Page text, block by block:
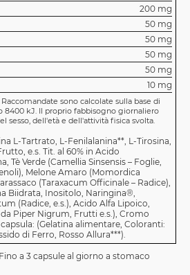
200 mg
50 mg
50 mg
50 mg
50 mg
10 mg
sono calcolate sulla base di
8400 kJ. Il proprio fabbisogno giornaliero
sesso, dell'età e dell'attività fisica svolta.
L-Tartrato, L-Fenilalanina**, L-Tirosina,
e.s. Tit. al 60% in Acido
Tè Verde (Camellia Sinsensis – Foglie,
Melone Amaro (Momordica
(Taraxacum Officinale – Radice),
Biidrata, Inositolo, Naringina®,
(Radice, e.s.), Acido Alfa Lipoico,
Piper Nigrum, Frutti e.s.), Cromo
(Gelatina alimentare, Coloranti:
di Ferro, Rosso Allura***).
Fino a 3 capsule al giorno a stomaco